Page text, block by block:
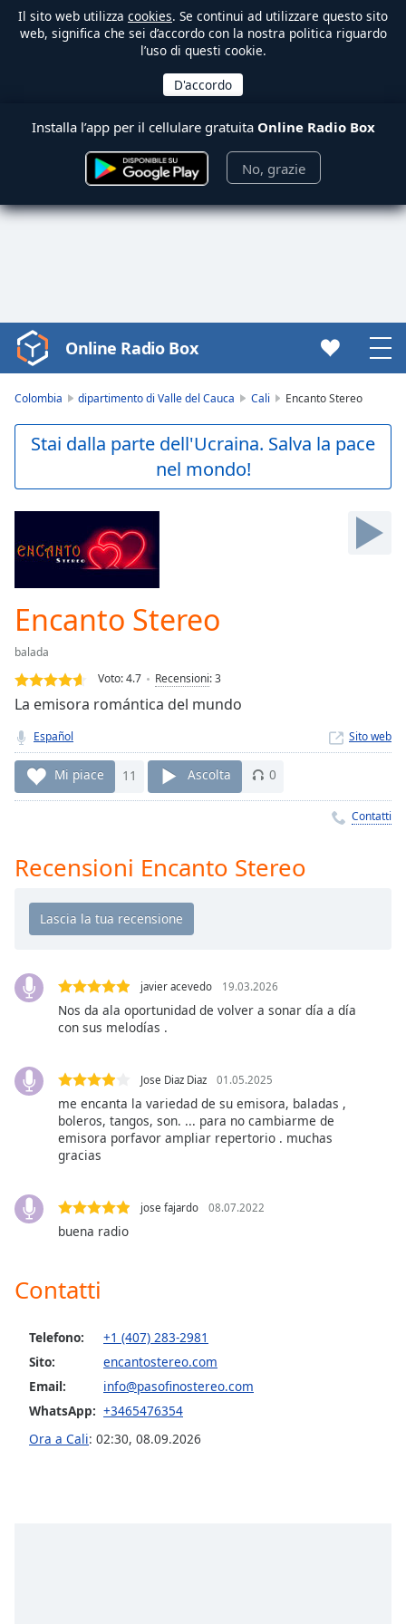
Il sito web utilizza cookies. Se continui ad utilizzare questo sito
web, significa che sei d’accordo con la nostra politica riguardo
l’uso di questi cookie.
Installa l’app per il cellulare gratuita Online Radio Box
No, grazie
Video
Player
Play
Video
Skip
Forward
Mute
Loaded
0.00%
Stream
Seek to
live,
currently
behind
liveLIVE
Playback
Rate
Chapters
Descriptions
descriptions
off
selected
settings ,
opens
subtitles
subtitles
selected
Track
in-
Picture
Online Radio Box
Colombia dipartimento di Valle del Cauca Cali Encanto Stereo
Stai dalla parte dell'Ucraina. Salva la pace
nel mondo!
Encanto Stereo
balada
Voto:4.7 Recensioni:3
La emisora romántica del mundo
Español Sito web
Mi piace 11 Ascolta 0
Contatti
Recensioni Encanto Stereo
javier acevedo 19.03.2026
Nos da ala oportunidad de volver a sonar día a día
con sus melodías .
Jose Diaz Diaz 01.05.2025
me encanta la variedad de su emisora, baladas ,
boleros, tangos, son. ... para no cambiarme de
emisora porfavor ampliar repertorio . muchas
gracias
jose fajardo 08.07.2022
buena radio
Contatti
Telefono:
+1 (407) 283-2981
Sito:
encantostereo.com
Email:
info@pasofinostereo.com
WhatsApp: +3465476354
Ora a Cali: 02:30, 08.09.2026